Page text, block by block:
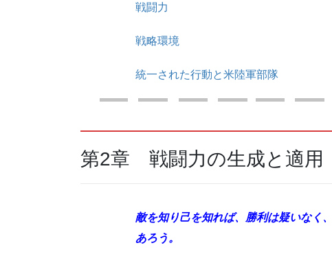
戦闘力
戦略環境
統一された行動と米陸軍部隊
第2章 戦闘力の生成と適用
敵を知り己を知れば、勝利は疑いなく
あろう。